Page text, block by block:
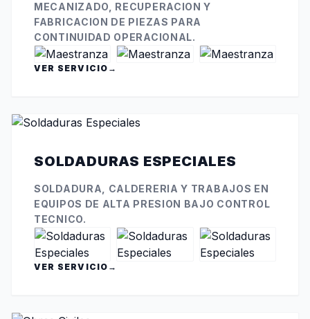
MECANIZADO, RECUPERACION Y
FABRICACION DE PIEZAS PARA
CONTINUIDAD OPERACIONAL.
VER SERVICIO →
SOLDADURAS ESPECIALES
SOLDADURA, CALDERERIA Y TRABAJOS EN
EQUIPOS DE ALTA PRESION BAJO CONTROL
TECNICO.
VER SERVICIO →